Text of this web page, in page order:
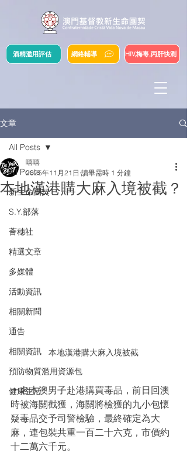
網絡輔導
酒精濫用評估 HIV,梅毒,丙肝快測
文章
All Posts
新生命團契
S.Y.部落
薈穗社
精選文章
多媒體
活動資訊
相關新聞
通告
相關資訊
預防物質濫用資源包
健康生活
All Posts
本地漢港購大麻入境被截？
嘻嘻
2025年11月21日 讀畢需時 1 分鐘
本地漢港購大麻入境被截
一名本澳男子赴港購買毒品，前日回澳
時被海關截獲，海關將檢獲的九小包懷
疑毒品交予司警檢驗，最終確定為大
麻，連包裝共重一百二十六克，市價約
十二萬六千元。